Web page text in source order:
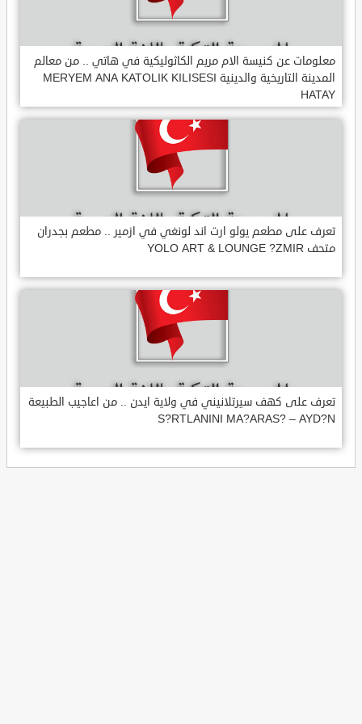
معلومات عن كنيسة الام مريم الكاثوليكية في هاتي .. من معالم
المدينة التاريخية والدينية MERYEM ANA KATOLIK KILISESI
HATAY
تعرف على مطعم يولو ارت اند لونغي في ازمير .. مطعم بجدران
متحف YOLO ART & LOUNGE ?ZMIR
تعرف على كهف سيرتلانيني في ولاية ايدن .. من اعاجيب الطبيعة
S?RTLANINI MA?ARAS? – AYD?N